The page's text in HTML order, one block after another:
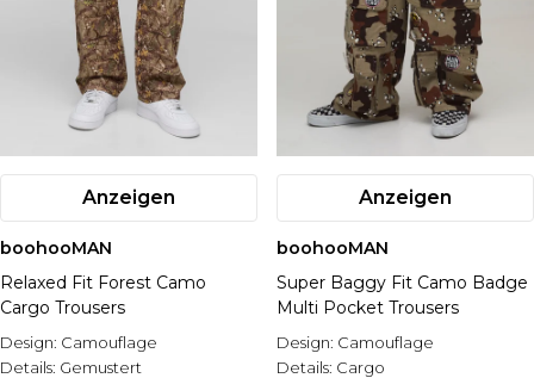
Anzeigen
boohooMAN
Relaxed Fit Forest Camo
Cargo Trousers
Design: Camouflage
Details: Gemustert
Anzeigen
boohooMAN
Super Baggy Fit Camo Badge
Multi Pocket Trousers
Design: Camouflage
Details: Cargo